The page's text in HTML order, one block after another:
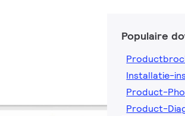
Populaire
Installatie-
Product-
Product-